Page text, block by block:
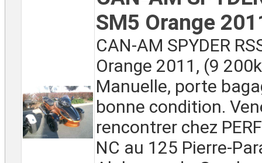
SM5 Orange
CAN-AM SPYDER
Orange 2011, (9
Manuelle, porte
bonne condition.
rencontrer chez
NC au 125 Pierre-